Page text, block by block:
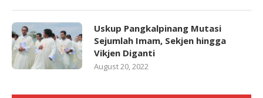
Uskup Pangkalpinang Mutasi
Sejumlah Imam, Sekjen hingga
Vikjen Diganti
August 20, 2022